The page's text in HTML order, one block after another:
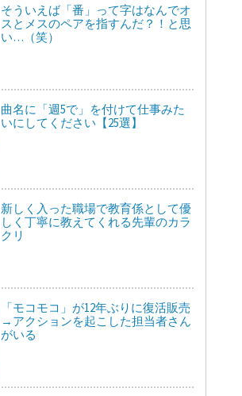
そういえば「番」って字はなんでオ
スとメスのペアを指すんだ？！と思
い…（笑）
曲名に「週5で」を付けて仕事みた
いにしてください【25選】
新しく入った職場で教育係として優
しく丁寧に教えてくれる先輩のカラ
クリ
「モコモコ」が12年ぶりに復活販売
→アクションを起こした担当者さん
がいる